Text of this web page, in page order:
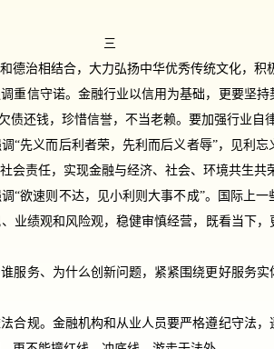
三
德治相结合，大力弘扬中华优秀传统文化，积
重信守诺。金融行业以信用为基础，更要坚
债还钱，珍惜信誉，不当老赖。要加强行业自
“先义而后利者荣，先利而后义者辱”，见利
会责任，实现金融与经济、社会、环境共生共
“欲速则不达，见小利则大事不成”。国际上
业绩观和风险观，稳健审慎经营，既看当下
服务、为什么创新问题，紧紧围绕更好服务
合规。金融机构和从业人员要严格遵纪守法